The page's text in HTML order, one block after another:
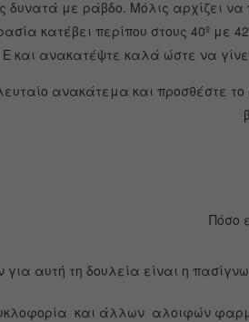
δυνατά με ράβδο. Μόλις αρχίζει
κατέβει περίπου στους 40º με
E και ανακατέψτε καλά ώστε να
ανακάτεμα και προσθέστε το
Πόσο
για αυτή τη δουλεία είναι η
και άλλων αλοιφών